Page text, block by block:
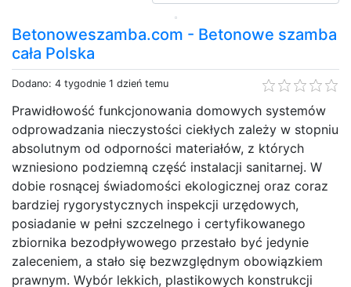
Betonoweszamba.com - Betonowe szamba
cała Polska
Dodano: 4 tygodnie 1 dzień temu
Prawidłowość funkcjonowania domowych systemów
odprowadzania nieczystości ciekłych zależy w stopniu
absolutnym od odporności materiałów, z których
wzniesiono podziemną część instalacji sanitarnej. W
dobie rosnącej świadomości ekologicznej oraz coraz
bardziej rygorystycznych inspekcji urzędowych,
posiadanie w pełni szczelnego i certyfikowanego
zbiornika bezodpływowego przestało być jedynie
zaleceniem, a stało się bezwzględnym obowiązkiem
prawnym. Wybór lekkich, plastikowych konstrukcji